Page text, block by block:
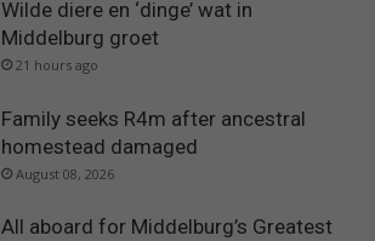
Wilde diere en ‘dinge’ wat in
Middelburg groet
21 hours ago
Family seeks R4m after ancestral
homestead damaged
August 08, 2026
All aboard for Middelburg’s Greatest